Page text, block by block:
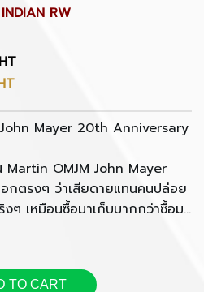
RW
Mayer 20th Anniversary
Martin OMJM John Mayer
ตรงๆ ว่าเสียดายแทนคนปล่อย
งๆ เหมือนซื้อมาเก็บมากกว่าซื้อมา
ยี่ยมตามมาตรฐาน Martin
TO CART